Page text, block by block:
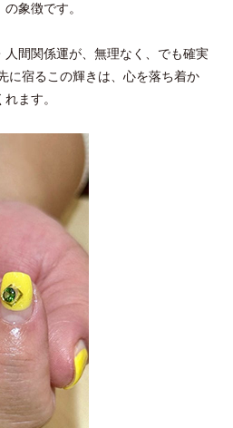
象徴です。
間関係運が、無理なく、でも確実
に宿るこの輝きは、心を落ち着か
ます。